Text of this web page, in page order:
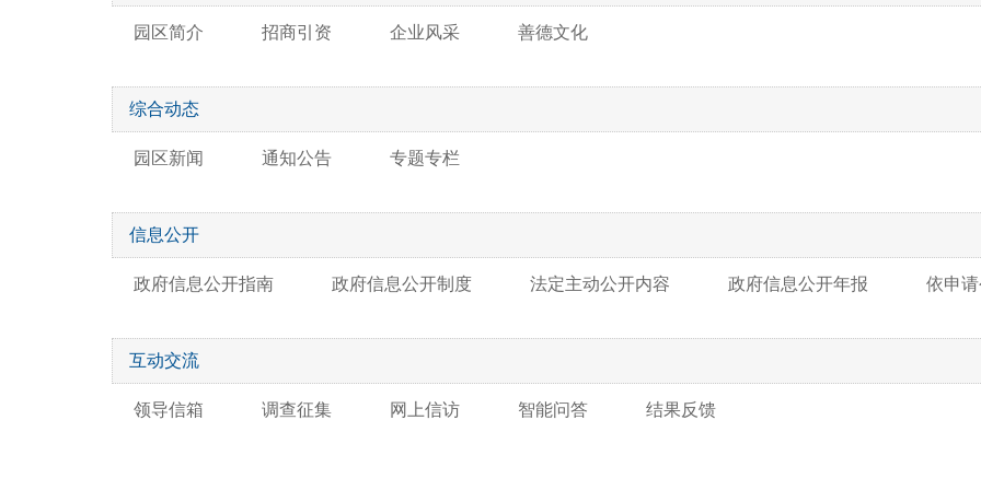
园区简介 招商引资 企业风采 善德文化
综合动态
园区新闻 通知公告 专题专栏
信息公开
政府信息公开指南 政府信息公开制度 法定主动公开内容 政府信息公开年报 依申
互动交流
领导信箱 调查征集 网上信访 智能问答 结果反馈